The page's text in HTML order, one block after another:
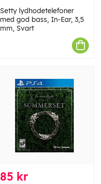
Setty lydhodetelefoner
med god bass, In-Ear, 3,5
mm, Svart
85 kr